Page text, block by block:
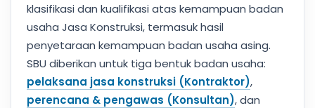
klasifikasi dan kualifikasi atas kemampuan badan
usaha Jasa Konstruksi, termasuk hasil
penyetaraan kemampuan badan usaha asing.
SBU diberikan untuk tiga bentuk badan usaha:
pelaksana jasa konstruksi (Kontraktor),
perencana & pengawas (Konsultan), dan